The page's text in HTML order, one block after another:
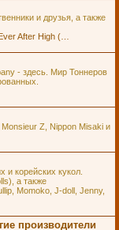
и друзья, а также
- здесь. Мир Тоннеров
Z, Nippon Misaki и
и корейских кукол.
а также
Momoko, J-doll, Jenny,
производители